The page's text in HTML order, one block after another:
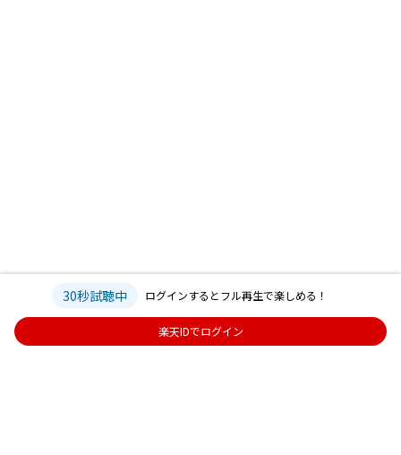
30秒試聴中 ログインするとフル再生で楽しめる！
楽天IDでログイン